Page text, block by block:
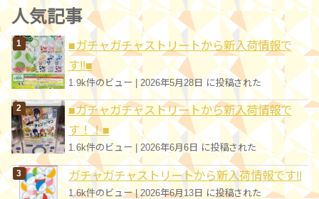
ゴ
リ
ー
人気記事
■ガチャガチャストリートから新入荷情報で
す!!■
1.9k件のビュー |2026年5月28日 に投稿された
■ガチャガチャストリートから新入荷情報で
す！！■
1.6k件のビュー 2026年6月6日 に投稿された
ガチャガチャストリートから新入荷情報です!!
1.6k件のビュー|2026年6月13日 に投稿された